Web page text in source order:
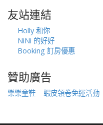
友站連結
Holly 和你
NiNi 的好好
Booking 訂房優惠
贊助廣告
樂樂童鞋 蝦皮領卷免運活動